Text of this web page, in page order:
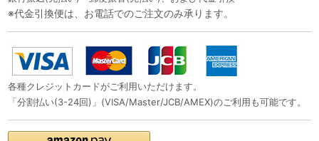
※代金引換便は、お電話でのご注文のみ承ります。
各種クレジットカードがご利用いただけます。
「分割払い(3-24回)」(VISA/Master/JCB/AMEX)のご利用も可能です。